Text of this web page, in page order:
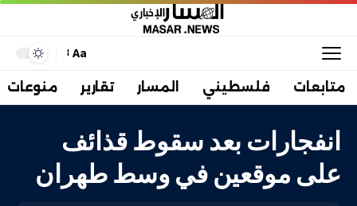
Aa
متابعات فلسطيني المسار تقارير منوعات
انفجارات بعد سقوط قذائف
على موقعين في وسط طهران